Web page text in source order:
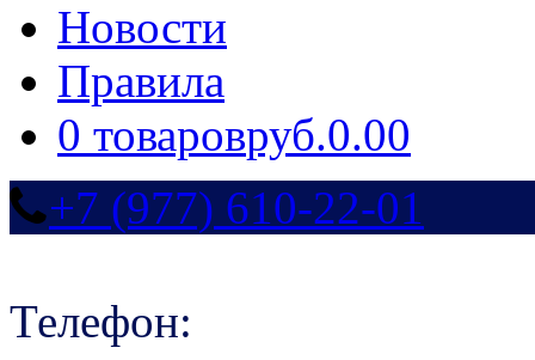
Новости
Правила
0 товаровруб.0.00
+7 (977) 610-22-01
Телефон: